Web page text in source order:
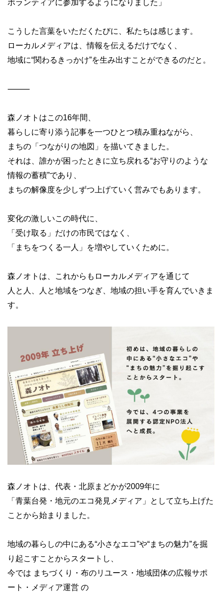
ボランティアに参加するようになりました」
こうした言葉をいただくたびに、私たちは感じます。
ローカルメディアは、情報を伝えるだけでなく、
地域に“関わるきっかけ”を生み出すことができるのだと。
⸻
森ノオトはこの16年間、
暮らしに寄り添う記事を一つひとつ積み重ねながら、
まちの「つながりの地図」を描いてきました。
それは、誰かが困ったときに立ち戻れる“お守りのような
情報の蓄積”であり、
まちの解像度を少しずつ上げていく営みでもあります。
変化の激しいこの時代に、
「受け取る」だけの市民ではなく、
「まちをつくる一人」を増やしていくために。
森ノオトは、これからもローカルメディアを通じて
人と人、人と地域をつなぎ、地域の担い手を育んでいきま
す。
森ノオトは、代表・北原まどかが2009年に
「青葉台発・地元のエコ発見メディア」として立ち上げた
ことから始まりました。
地域の暮らしの中にある“小さなエコ”や“まちの魅力”を掘
り起こすことからスタートし、
今では まちづくり・布のリユース・地域団体の広報サポ
ート・メディア運営 の